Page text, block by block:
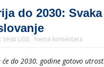
do 2030:
Vesti UGS Nema komentara
će do 2030. godine gotovo